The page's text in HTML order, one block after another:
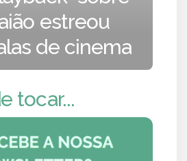
estreou
de cinema
tocar...